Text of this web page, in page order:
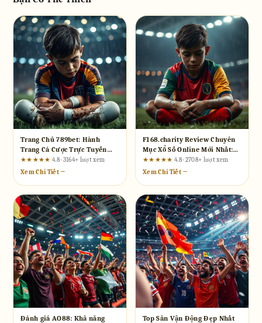
Trang Chủ 789bet: Hành
Trang Cá Cược Trực Tuyến
Cho Người Mới Bắt Đầu
★★★★★ 4.8 · 3164+ lượt xem
Xem Chi Tiết →
F168.charity Review Chuyên
Mục Xổ Số Online Mới Nhất:
Sảnh Chơi Đáng Đồng Tiền
Bát Gạo?
★★★★★ 4.8 · 2708+ lượt xem
Xem Chi Tiết →
Đánh giá AO88: Khả năng
Top Sân Vận Động Đẹp Nhất